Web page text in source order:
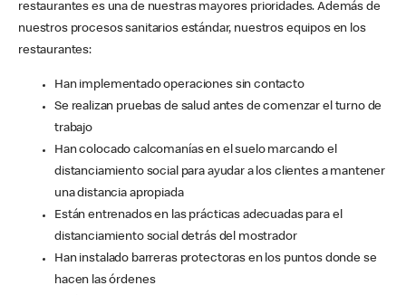
restaurantes es una de nuestras mayores prioridades. Además de
nuestros procesos sanitarios estándar, nuestros equipos en los
restaurantes:
Han implementado operaciones sin contacto
Se realizan pruebas de salud antes de comenzar el turno de
trabajo
Han colocado calcomanías en el suelo marcando el
distanciamiento social para ayudar a los clientes a mantener
una distancia apropiada
Están entrenados en las prácticas adecuadas para el
distanciamiento social detrás del mostrador
Han instalado barreras protectoras en los puntos donde se
hacen las órdenes